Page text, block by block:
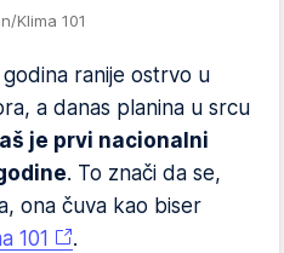
Klima 101
godina ranije ostrvo u
a danas planina u srcu
je prvi nacionalni
. To znači da se,
ona čuva kao biser
101 .